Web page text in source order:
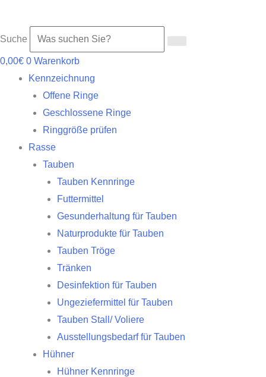
Suche
0,00€ 0 Warenkorb
Kennzeichnung
Offene Ringe
Geschlossene Ringe
Ringgröße prüfen
Rasse
Tauben
Tauben Kennringe
Futtermittel
Gesunderhaltung für Tauben
Naturprodukte für Tauben
Tauben Tröge
Tränken
Desinfektion für Tauben
Ungeziefermittel für Tauben
Tauben Stall/ Voliere
Ausstellungsbedarf für Tauben
Hühner
Hühner Kennringe